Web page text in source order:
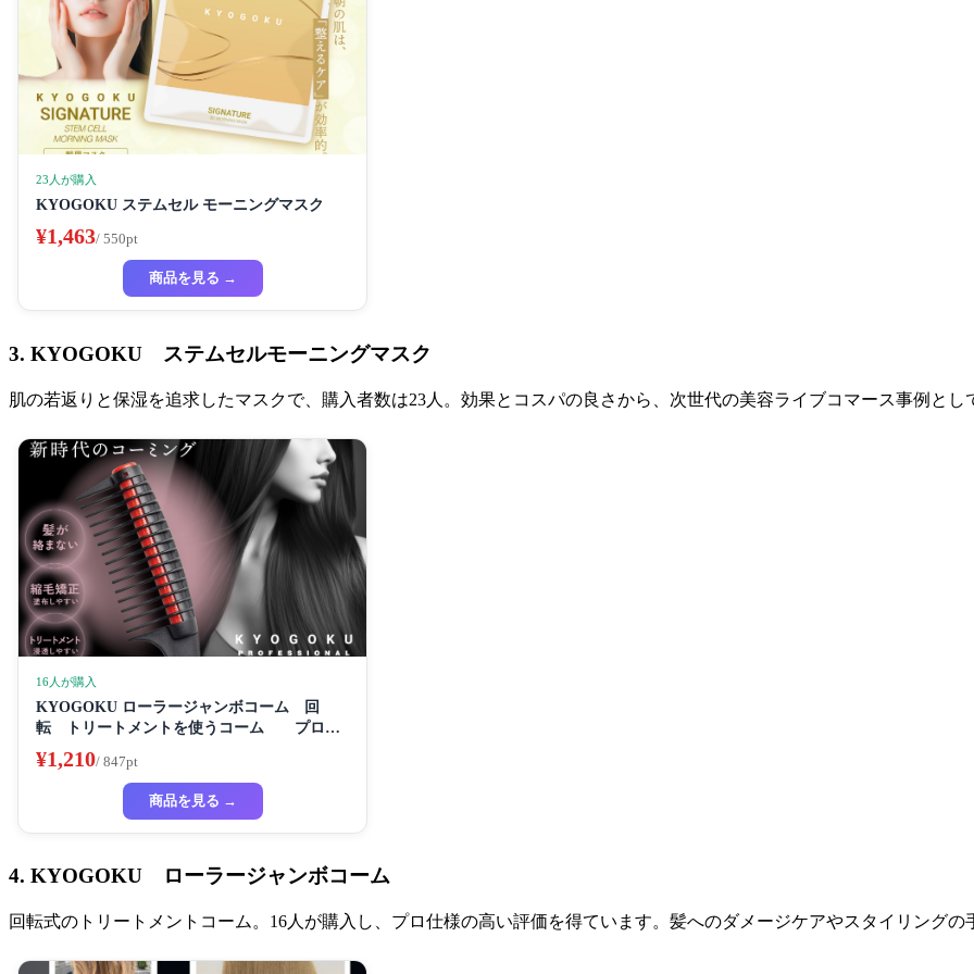
23人が購入
KYOGOKU ステムセル モーニングマスク
¥1,463/ 550pt
商品を見る →
3. KYOGOKU ステムセルモーニングマスク
肌の若返りと保湿を追求したマスクで、購入者数は23人。効果とコスパの良さから、次世代の美容ライブコマース事例とし
16人が購入
KYOGOKU ローラージャンボコーム 回
転 トリートメントを使うコーム プロ仕
¥1,210/ 847pt
商品を見る →
4. KYOGOKU ローラージャンボコーム
回転式のトリートメントコーム。16人が購入し、プロ仕様の高い評価を得ています。髪へのダメージケアやスタイリングの